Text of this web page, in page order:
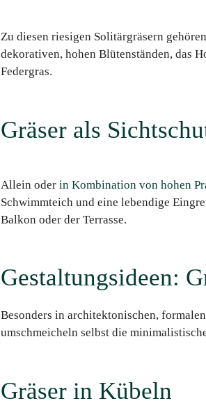
Zu diesen riesigen Solitärgräsern
dekorativen, hohen Blütenständen, das
Federgras.
Gräser als
Allein oder in Kombination von hohen
Schwimmteich und eine lebendige
Balkon oder der Terrasse.
Gestaltungsideen:
Besonders in architektonischen,
umschmeicheln selbst die
Gräser in Kübeln